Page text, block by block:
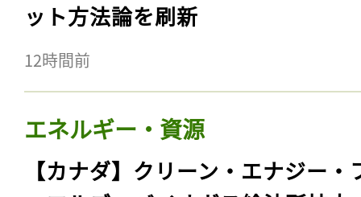
ット方法論を刷新
12時間前
エネルギー・資源
【カナダ】クリーン・エナジー・